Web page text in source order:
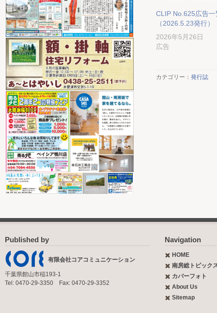
CLIP No.625広告一
（2026.5.23発行）
2026年5月26日
広告
カテゴリー： 発行誌
Published by
有限会社コアコミュニケーション
千葉県館山市稲193-1
Tel: 0470-29-3350 Fax: 0470-29-3352
Navigation
HOME
南房総トピック
カバーフォト
About Us
Sitemap